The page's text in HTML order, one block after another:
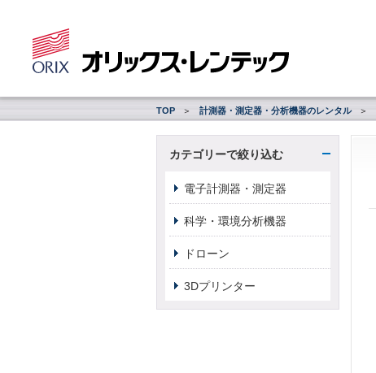
TOP 計測器・測定器・分析機器のレンタル
カテゴリーで絞り込む
電子計測器・測定器
科学・環境分析機器
ドローン
3Dプリンター